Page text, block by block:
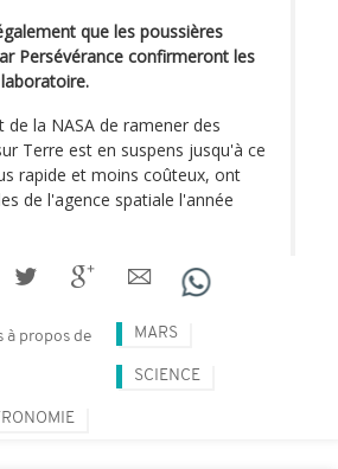
que les poussières
Persévérance confirmeront les
la NASA de ramener des
Terre est en suspens jusqu'à ce
rapide et moins coûteux, ont
de l'agence spatiale l'année
à propos de MARS
SCIENCE